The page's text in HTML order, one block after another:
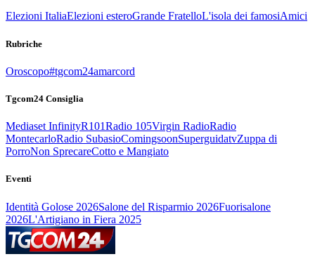
Elezioni ItaliaElezioni esteroGrande FratelloL'isola dei famosiAmici
Rubriche
Oroscopo#tgcom24amarcord
Tgcom24 Consiglia
Mediaset InfinityR101Radio 105Virgin RadioRadio
MontecarloRadio SubasioComingsoonSuperguidatvZuppa di
PorroNon SprecareCotto e Mangiato
Eventi
Identità Golose 2026Salone del Risparmio 2026Fuorisalone
2026L'Artigiano in Fiera 2025